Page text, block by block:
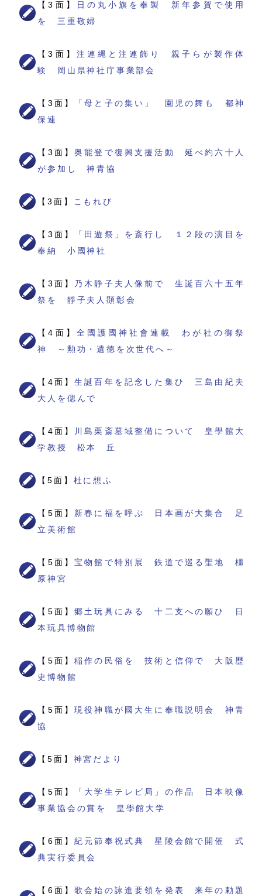
【3面】
日の丸小旗を奉製 新年参賀で使用
を 三重敬婦
【3面】 注連縄と注連飾り 親子らが製作体
験 岡山県神社庁事業部会
【3面】
「母と子の集い」 園児の舞も 都神
保連
【3面】奥能登で復興支援活動 延べ約六十人
が参加し 神青協
【3面】 こもれび
【3面】
「田遊祭」を斎行し １２段の演目を
奉納 小國神社
【3面】
乃木静子夫人像前で 生誕百六十五年
祭を 靜子夫人顕彰会
【4面】 全國護國神社會連載 わが社の御祭
神 ～勲功・遺徳を次世代へ～
【4面】生誕百年を記念した集ひ 三島由紀夫
大人を偲んで
【4面】
川島栗斎墓域整備について 皇學館大
学教授 松本 丘
【5面】 杜に想ふ
【5面】 新春に福を呼ぶ 日本画が大集合 足
立美術館
【5面】宝物館で特別展 鉄道で巡る聖地 橿
原神宮
【5面】郷土玩具にみる 十二支への願ひ 日
本玩具博物館
【5面】稲作の民俗を 技術と信仰で 大阪歴
史博物館
【5面】現役神職が國大生に奉職説明会 神青
協
【5面】 神宮だより
【5面】
「大学生テレビ局」の作品 日本映像
事業協会の賞を 皇學館大学
【6面】紀元節奉祝式典 星陵会館で開催 式
典実行委員会
【6面】歌会始の詠進要領を発表 来年の勅題